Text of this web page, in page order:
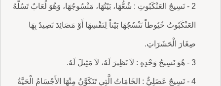
2 - نَسِيجُ العَنْكَبُوتِ : شُعُّهَا، بَيْتُهَا، مَنْسُوجُهَا، وَهُوَ لُعَابٌ تَسُلُّهُ
العَنْكَبُوتُ خُيُوطاً تَنْسُجُهَا بَيْتاً لِنَفْسِهَا أَوْ مَصَائِدَ تَصِيدُ بِهَا
صِغَارَ الْحَشَرَاتِ.
3 - هُوَ نَسِيجُ وَحْدِهِ : لاَ نَظِيرَ لَهُ، لاَ مَثِيلَ لَهُ.
4 - نَسِيجٌ عَضَلِيٌّ : الخَامَاتُ الَّتِي تَتَكَوَّنُ مِنْهَا الأَجْسَامُ الْحَيَّةُ